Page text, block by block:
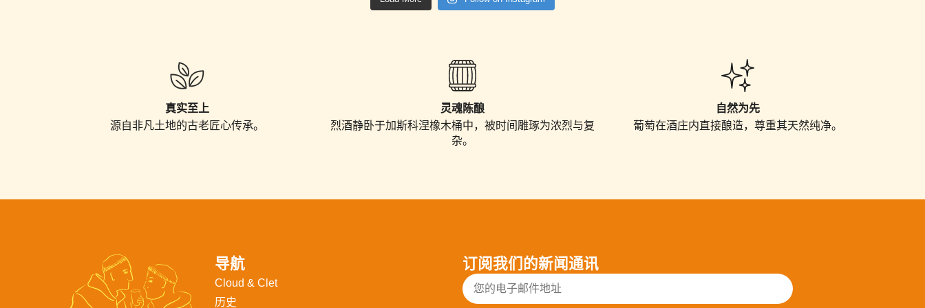
真实至上
源自非凡土地的古老匠心传承。
灵魂陈酿
烈酒静卧于加斯科涅橡木桶中，被时间 雕琢为浓烈与复
杂。
自然为先
葡萄在酒庄内直接酿造，尊重其天然纯净。
导航
Cloud & Clet
历史
订阅我们的新闻通讯